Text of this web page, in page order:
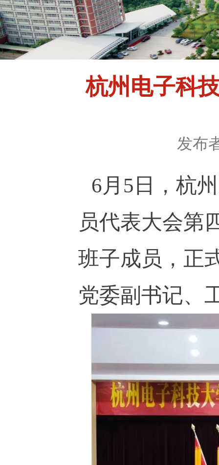
杭州电子科
发布
6月 5 日，杭
员代表大会第
班子成员，正
党委副书记、